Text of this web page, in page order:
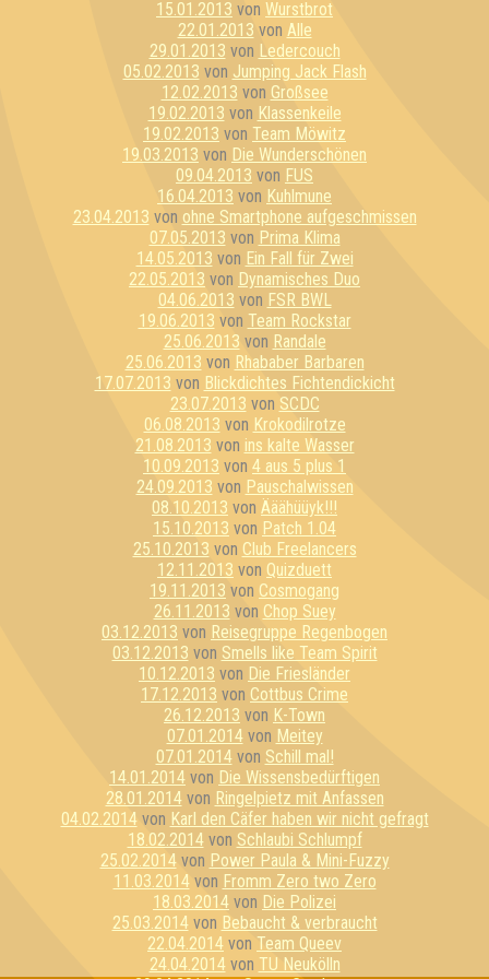
15.01.2013 von Wurstbrot
22.01.2013 von Alle
29.01.2013 von Ledercouch
05.02.2013 von Jumping Jack Flash
12.02.2013 von Großsee
19.02.2013 von Klassenkeile
19.02.2013 von Team Möwitz
19.03.2013 von Die Wunderschönen
09.04.2013 von FUS
16.04.2013 von Kuhlmune
23.04.2013 von ohne Smartphone aufgeschmissen
07.05.2013 von Prima Klima
14.05.2013 von Ein Fall für Zwei
22.05.2013 von Dynamisches Duo
04.06.2013 von FSR BWL
19.06.2013 von Team Rockstar
25.06.2013 von Randale
25.06.2013 von Rhababer Barbaren
17.07.2013 von Blickdichtes Fichtendickicht
23.07.2013 von SCDC
06.08.2013 von Krokodilrotze
21.08.2013 von ins kalte Wasser
10.09.2013 von 4 aus 5 plus 1
24.09.2013 von Pauschalwissen
08.10.2013 von Ääähüüyk!!!
15.10.2013 von Patch 1.04
25.10.2013 von Club Freelancers
12.11.2013 von Quizduett
19.11.2013 von Cosmogang
26.11.2013 von Chop Suey
03.12.2013 von Reisegruppe Regenbogen
03.12.2013 von Smells like Team Spirit
10.12.2013 von Die Friesländer
17.12.2013 von Cottbus Crime
26.12.2013 von K-Town
07.01.2014von Meitey
07.01.2014von Schill mal!
14.01.2014 von Die Wissensbedürftigen
28.01.2014von Ringelpietz mit Anfassen
04.02.2014von Karl den Cäfer haben wir nicht gefragt
18.02.2014von Schlaubi Schlumpf
25.02.2014von Power Paula & Mini-Fuzzy
11.03.2014von Fromm Zero two Zero
18.03.2014 von Die Polizei
25.03.2014von Bebaucht & verbraucht
22.04.2014 von Team Queev
24.04.2014von TU Neukölln